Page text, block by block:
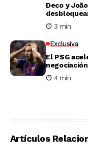
Deco y
3 min
Exclusiva
El PSG
4 min
Artículos